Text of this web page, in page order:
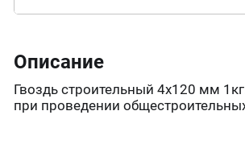
Описание
Гвоздь строительный 4х120 мм
при проведении